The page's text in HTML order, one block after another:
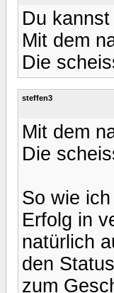
Du
Mit dem
Die
steffen3
Mit dem
Die
So wie
Erfolg in
natürlich
den
zum